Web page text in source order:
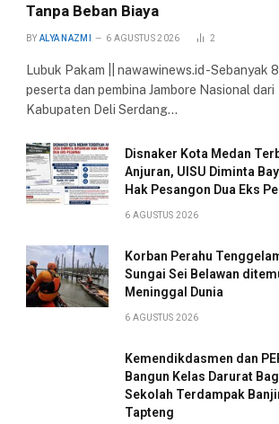
Tanpa Beban Biaya
BY ALYA NAZMI 6 AGUSTUS 2026 2
Lubuk Pakam || nawawinews.id -Sebanyak
peserta dan pembina Jambore Nasional dari
Kabupaten Deli Serdang…
Disnaker Kota Medan
Anjuran, UISU Diminta
Hak Pesangon Dua Eks
6 AGUSTUS 2026
Korban Perahu
Sungai Sei Belawan
Meninggal Dunia
6 AGUSTUS 2026
Kemendikdasmen dan
Bangun Kelas Darurat
Sekolah Terdampak
Tapteng